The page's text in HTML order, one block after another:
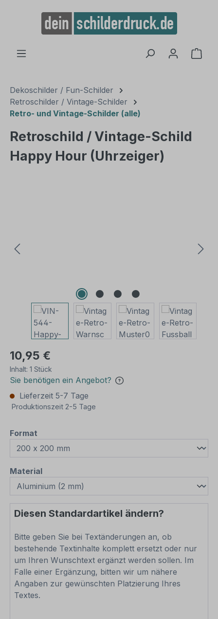
springen
Dekoschilder / Fun-Schilder
Retroschilder / Vintage-Schilder
Retro- und Vintage-Schilder (alle)
Retroschild / Vintage-Schild
Happy Hour (Uhrzeiger)
10,95 €
Inhalt: 1 Stück
Sie benötigen ein Angebot?
Lieferzeit 5-7 Tage
Produktionszeit 2-5 Tage
Format
Materialauswählen
Diesen Standardartikel ändern?
Bitte geben Sie bei Textänderungen an, ob
bestehende Textinhalte komplett ersetzt oder nur
um Ihren Wunschtext ergänzt werden sollen. Im
Falle einer Ergänzung, bitten wir um nähere
Angaben zur gewünschten Platzierung Ihres
Textes.